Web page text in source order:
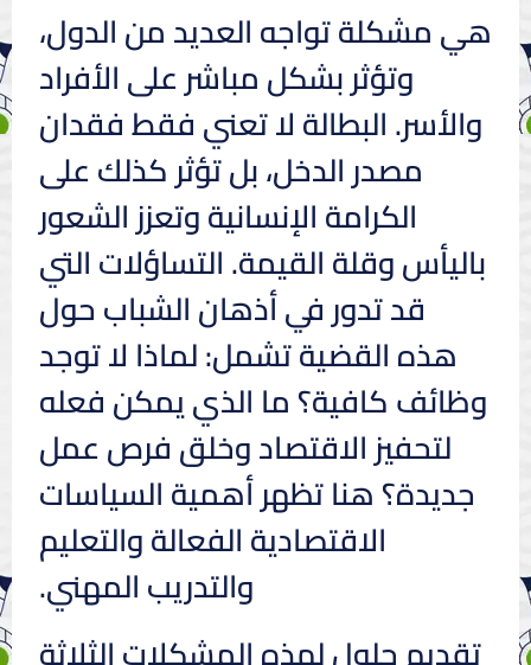
هي مشكلة تواجه العديد من الدول،
وتؤثر بشكل مباشر على الأفراد
والأسر. البطالة لا تعني فقط فقدان
مصدر الدخل، بل تؤثر كذلك على
الكرامة الإنسانية وتعزز الشعور
باليأس وقلة القيمة. التساؤلات التي
قد تدور في أذهان الشباب حول
هذه القضية تشمل: لماذا لا توجد
وظائف كافية؟ ما الذي يمكن فعله
لتحفيز الاقتصاد وخلق فرص عمل
جديدة؟ هنا تظهر أهمية السياسات
الاقتصادية الفعالة والتعليم
والتدريب المهني.
تقديم حلول لهذه المشكلات الثلاثة